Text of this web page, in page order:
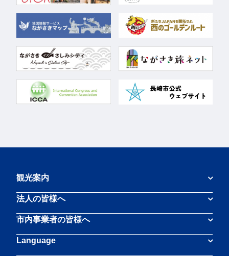
観光案内
法人の皆様へ
市内事業者の皆様へ
Language